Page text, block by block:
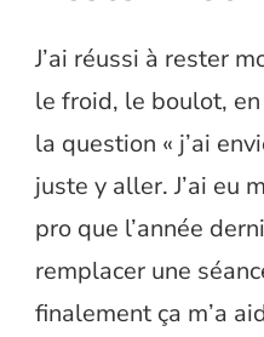
J’ai réussi à rester
le froid, le boulot,
la question « j’ai
juste y aller. J’ai eu
pro que l’année
remplacer une
finalement ça m’a